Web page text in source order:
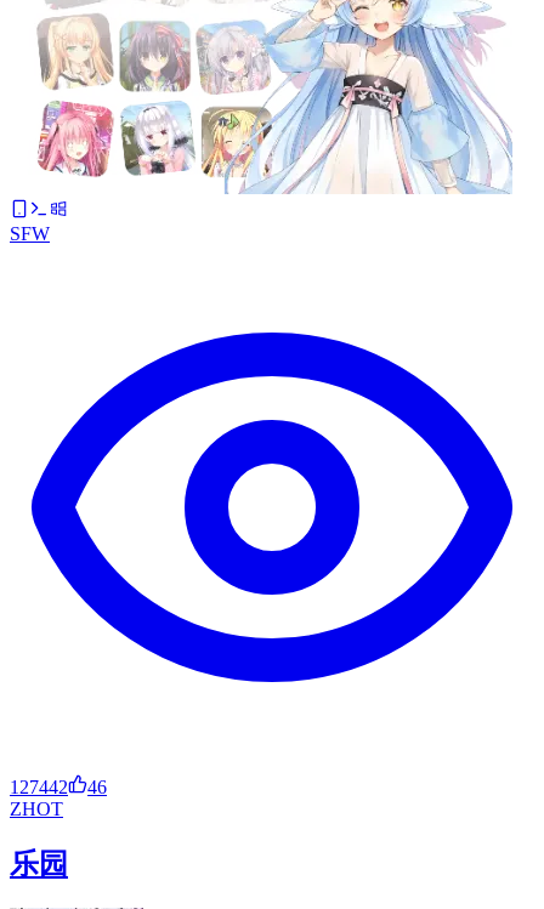
SFW
127442
46
ZHOT
乐园